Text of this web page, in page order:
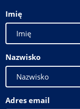
Imię
Nazwisko
Adres email